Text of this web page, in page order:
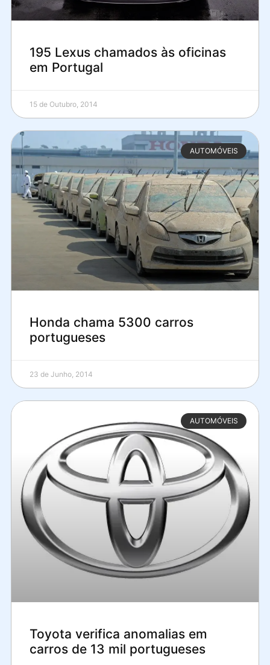
195 Lexus chamados às oficinas
em Portugal
15 de Outubro, 2014
AUTOMÓVEIS
Honda chama 5300 carros
portugueses
23 de Junho, 2014
AUTOMÓVEIS
Toyota verifica anomalias em
carros de 13 mil portugueses